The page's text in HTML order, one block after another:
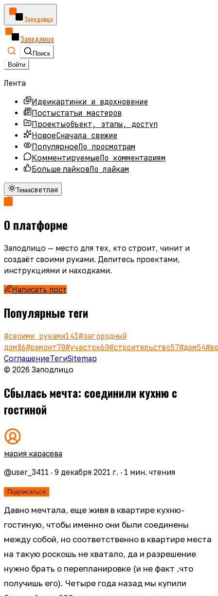
Заподлицо
Заподлицо
Поиск
Войти
Лента
Идеикартинки и вдохновение
Постыстатьи мастеров
Проектыобъект, этапы, доступ
НовоеСначала свежие
ПопулярноеПо просмотрам
КомментируемыеПо комментариям
Больше лайковПо лайкам
Темасветлая
О платформе
Заподлицо — место для тех, кто строит, чинит и
создаёт своими руками. Делитесь проектами,
инструкциями и находками.
Написать пост
Популярные теги
#своими руками143#загородный
дом86#ремонт70#участок60#строительство57#дом54#
СоглашениеТегиSitemap
© 2026 Заподлицо
Сбылась мечта: соединили кухню с
гостиной
мария карасева
@user_3411 · 9 декабря 2021 г. · 1 мин. чтения
Подписаться
Давно мечтала, еще живя в квартире кухню-
гостиную, чтобы именно они были соединены
между собой, но соответственно в квартире места
на такую роскошь не хватало, да и разрешение
нужно брать о перепланировке (и не факт ,что
получишь его). Четыре года назад мы купили